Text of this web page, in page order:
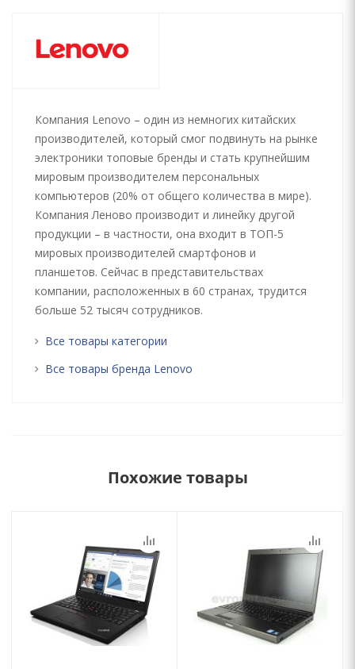
Компания Lenovo – один из немногих китайских
производителей, который смог подвинуть на рынке
электроники топовые бренды и стать крупнейшим
мировым производителем персональных
компьютеров (20% от общего количества в мире).
Компания Леново производит и линейку другой
продукции – в частности, она входит в ТОП-5
мировых производителей смартфонов и
планшетов. Сейчас в представительствах
компании, расположенных в 60 странах, трудится
больше 52 тысяч сотрудников.
Все товары категории
Все товары бренда Lenovo
Похожие товары